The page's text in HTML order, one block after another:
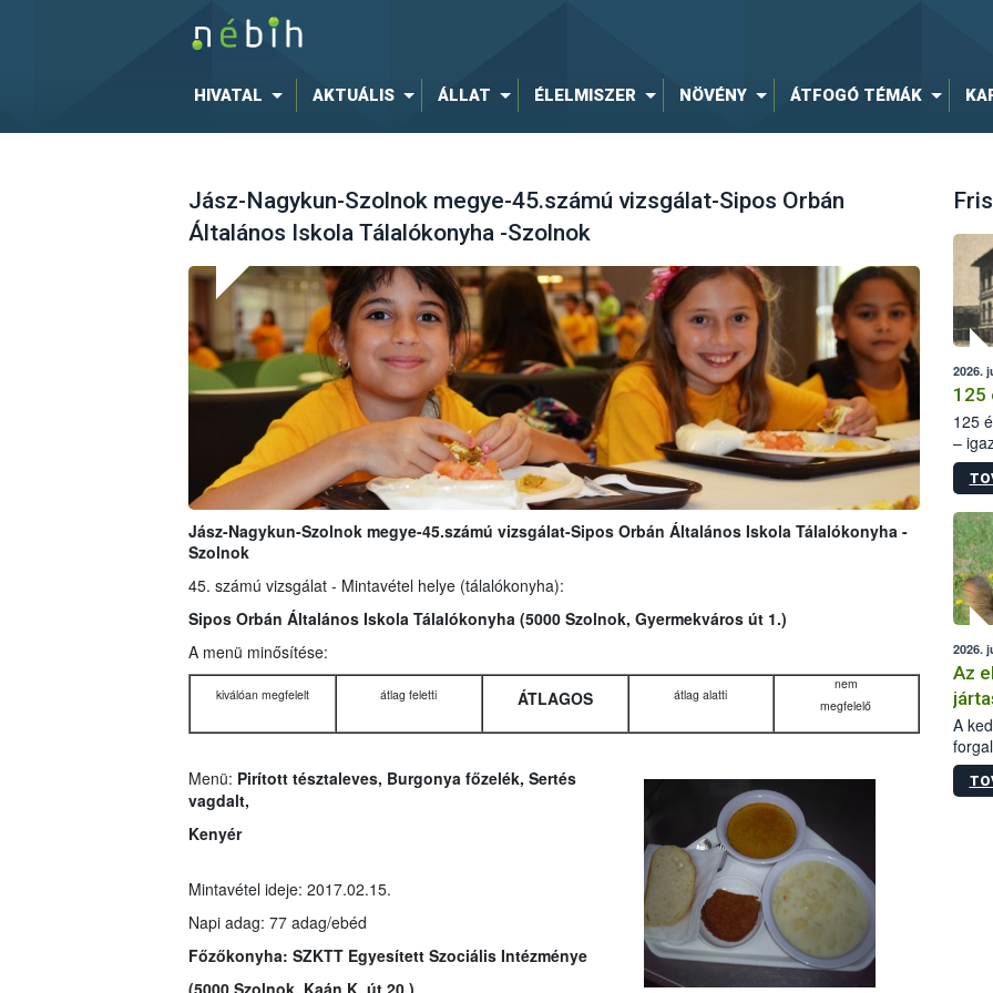
HIVATAL AKTUÁLIS ÁLLAT ÉLELMISZER NÖVÉNY ÁTFOGÓ TÉMÁK
Jász-Nagykun-Szolnok megye-45.számú vizsgálat-Sipos Orbán
Általános Iskola Tálalókonyha -Szolnok
Jász-Nagykun-Szolnok megye-45.számú vizsgálat-Sipos Orbán Általános Iskola Tálalókonyha -
Szolnok
45. számú vizsgálat - Mintavétel helye (tálalókonyha):
Sipos Orbán Általános Iskola Tálalókonyha (5000 Szolnok, Gyermekváros út 1.)
A menü minősítése:
kiválóan megfelelt átlag feletti ÁTLAGOS átlag alatti
nem
megfelelő
Menü: Pirított tésztaleves, Burgonya főzelék, Sertés
vagdalt,
Kenyér
Mintavétel ideje: 2017.02.15.
Napi adag: 77 adag/ebéd
Főzőkonyha: SZKTT Egyesített Szociális Intézménye
2026.
125
125
–
15.
2026.
Az
A